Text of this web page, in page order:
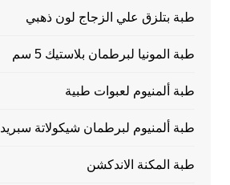
طبة بتلزق علي الزجاج لون ذهبي
طبة المونيا لبرطمان بلاستيك 5 سم
طبة ألمنيوم لعبوات طبية
طبة ألمنيوم لبرطمان شيكولاتة سبريد
طبة المكنة الاندكشن